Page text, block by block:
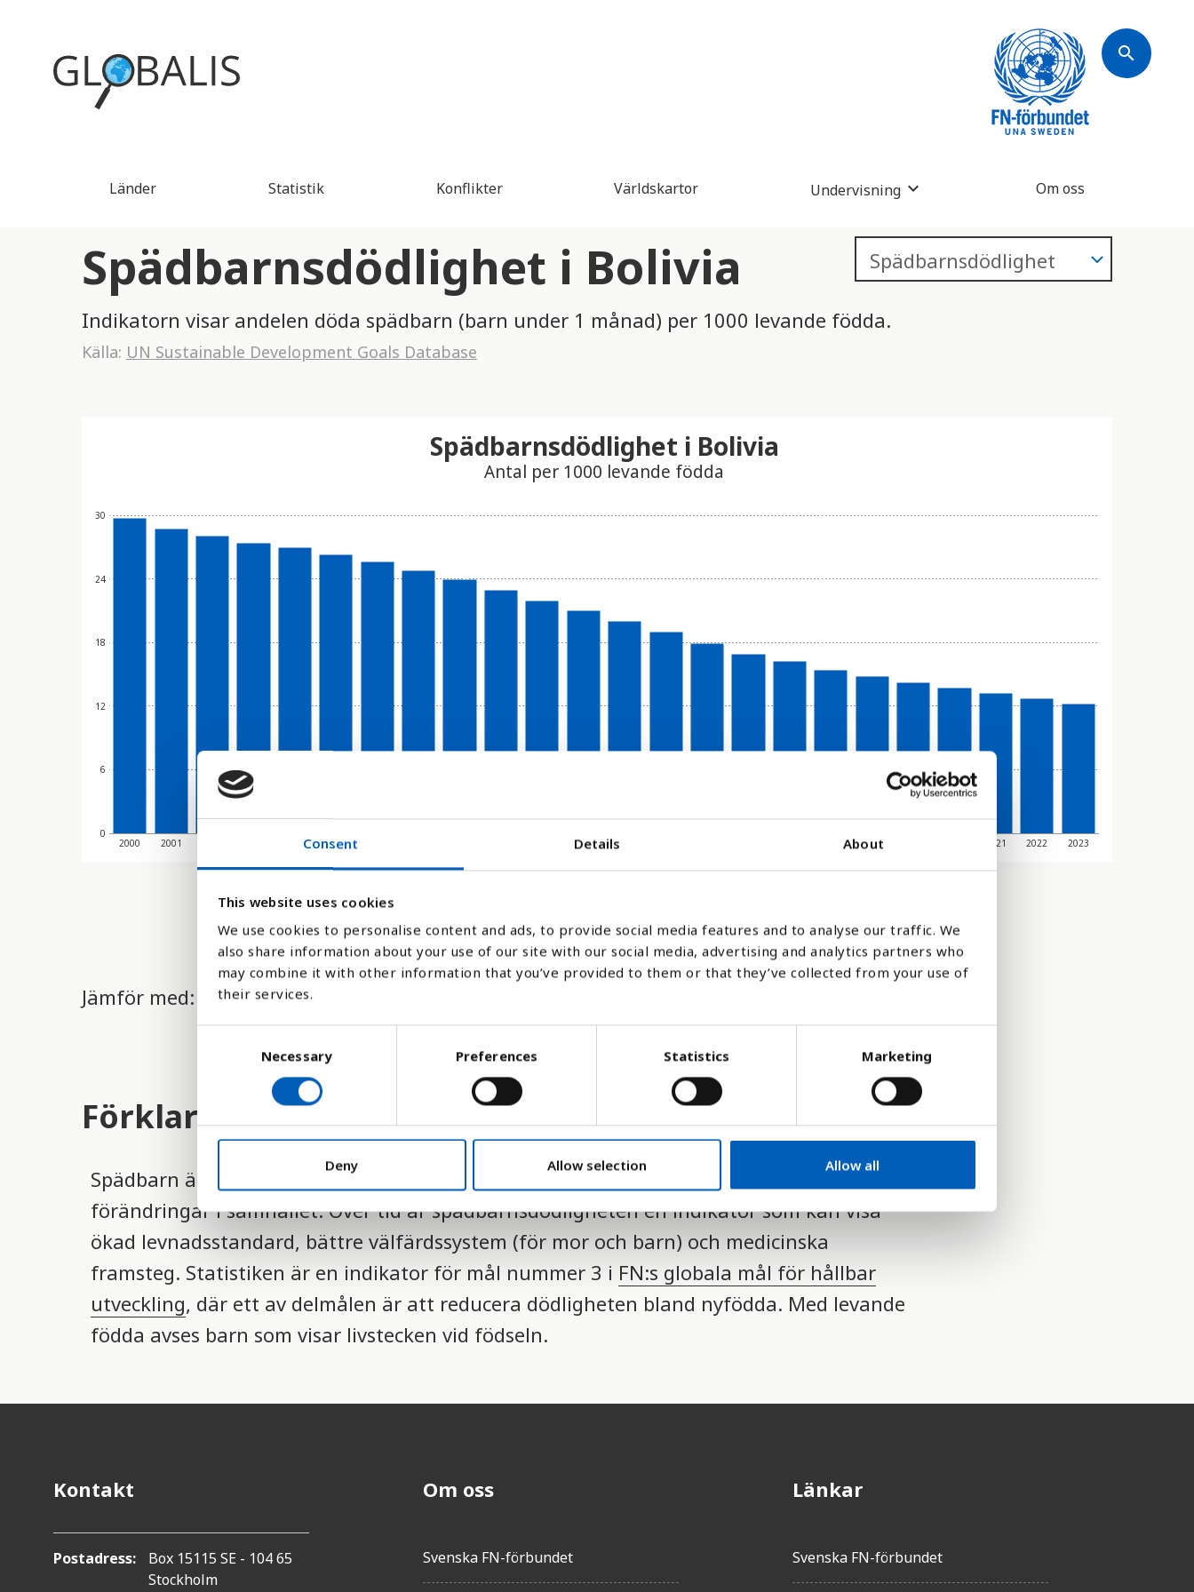
Consent Details About
This website uses cookies
We use cookies to personalise content and ads, to provide social media features and to analyse our traffic. We
also share information about your use of our site with our social media, advertising and analytics partners who
may combine it with other information that you’ve provided to them or that they’ve collected from your use of
their services.
e
e
e
c
i
o
Necessary Preferences Statistics Marketing
Deny Allow selection Allow all
search
Länder Statistik Konflikter Världskartor Undervisning Om oss
Spädbarnsdödlighet i Bolivia
Indikatorn visar andelen döda spädbarn (barn under 1 månad) per 1000 levande födda.
Källa: UN Sustainable Development Goals Database
0
6
12
18
24
30
2000 2001 2004 2005 2011 2012 2018 2021 2022 2023
Spädbarnsdödlighet i Bolivia
Antal per 1000 levande födda
Jämför med:
Förklaring
Spädbarn är sårbara, och därför är dödligheten i denna grupp ett tydligt mått på
förändringar i samhället. Över tid är spädbarnsdödligheten en indikator som kan visa
ökad levnadsstandard, bättre välfärdssystem (för mor och barn) och medicinska
framsteg. Statistiken är en indikator för mål nummer 3 i FN:s globala mål för hållbar
utveckling, där ett av delmålen är att reducera dödligheten bland nyfödda. Med levande
födda avses barn som visar livstecken vid födseln.
Kontakt
Postadress:
Box 15115 SE - 104 65
Stockholm
Om oss
Svenska FN-förbundet
Länkar
Svenska FN-förbundet